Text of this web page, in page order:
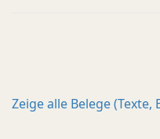
Zeige alle Belege (Texte,